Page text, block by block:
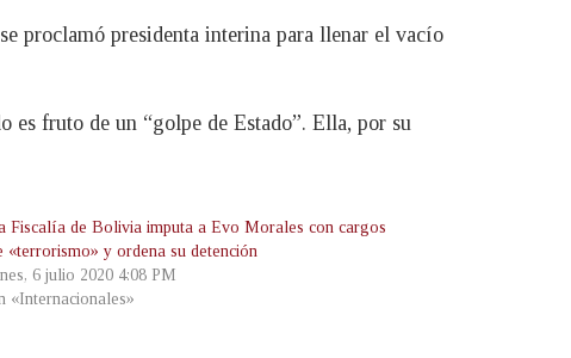
proclamó presidenta interina para llenar el vacío
es fruto de un “golpe de Estado”. Ella, por su
Fiscalía de Bolivia imputa a Evo Morales con cargos
«terrorismo» y ordena su detención
6 julio 2020 4:08 PM
«Internacionales»